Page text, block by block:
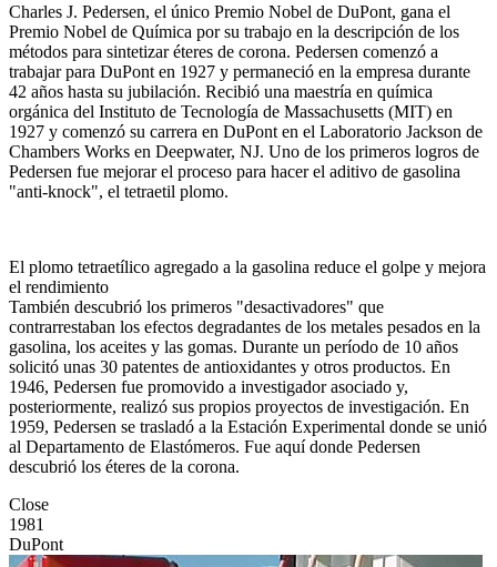
Charles J. Pedersen, el único Premio Nobel de DuPont, gana el
Premio Nobel de Química por su trabajo en la descripción de los
métodos para sintetizar éteres de corona. Pedersen comenzó a
trabajar para DuPont en 1927 y permaneció en la empresa durante
42 años hasta su jubilación. Recibió una maestría en química
orgánica del Instituto de Tecnología de Massachusetts (MIT) en
1927 y comenzó su carrera en DuPont en el Laboratorio Jackson de
Chambers Works en Deepwater, NJ. Uno de los primeros logros de
Pedersen fue mejorar el proceso para hacer el aditivo de gasolina
"anti-knock", el tetraetil plomo.
El plomo tetraetílico agregado a la gasolina reduce el golpe y mejora
el rendimiento
También descubrió los primeros "desactivadores" que
contrarrestaban los efectos degradantes de los metales pesados ​​en la
gasolina, los aceites y las gomas. Durante un período de 10 años
solicitó unas 30 patentes de antioxidantes y otros productos. En
1946, Pedersen fue promovido a investigador asociado y,
posteriormente, realizó sus propios proyectos de investigación. En
1959, Pedersen se trasladó a la Estación Experimental donde se unió
al Departamento de Elastómeros. Fue aquí donde Pedersen
descubrió los éteres de la corona.
Close
1981
DuPont